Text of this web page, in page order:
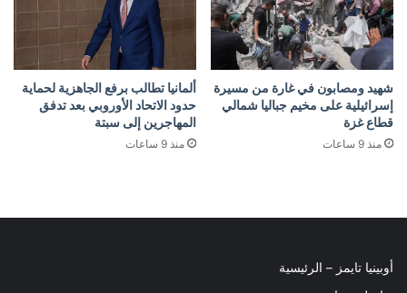
شهيد ومصابون في غارة من مسيرة
إسرائيلية على مخيم جباليا شمالي
قطاع غزة
منذ 9 ساعات
ألمانيا تطالب برفع الجاهزية لحماية
حدود الاتحاد الأوروبي بعد تدفق
المهاجرين إلى سبتة
منذ 9 ساعات
أوبينيا تايمز – الرئيسية